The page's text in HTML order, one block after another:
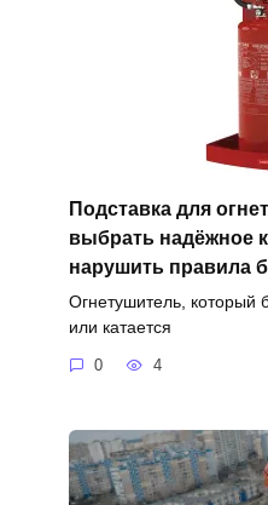
Подставка для
выбрать надёжное
нарушить правила
Огнетушитель, который
или катается
0 4